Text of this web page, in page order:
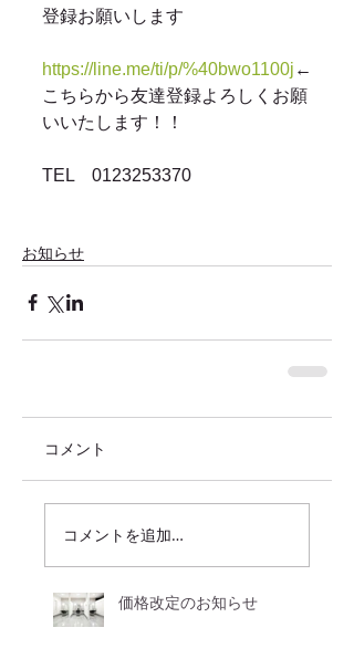
登録お願いします
https://line.me/ti/p/%40bwo1100j ←
こちらから友達登録よろしくお願
いいたします！！
TEL　0123253370
お知らせ
コメント
コメントを追加…
価格改定のお知らせ